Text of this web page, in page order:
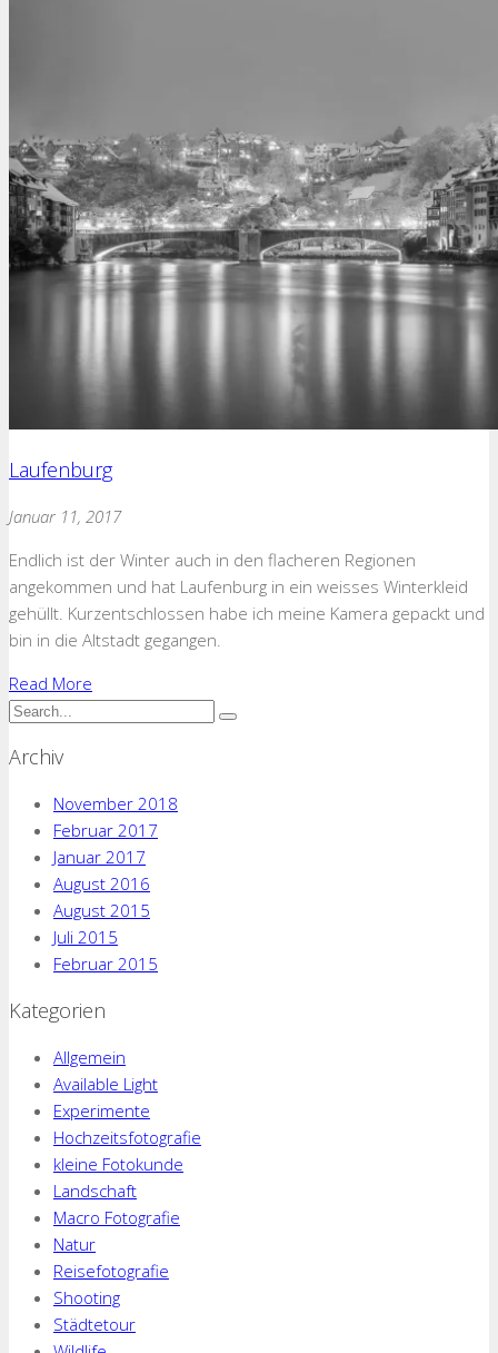
Laufenburg
Januar 11, 2017
Endlich ist der Winter auch in den flacheren Regionen
angekommen und hat Laufenburg in ein weisses Winterkleid
gehüllt. Kurzentschlossen habe ich meine Kamera gepackt und
bin in die Altstadt gegangen.
Read More
Archiv
November 2018
Februar 2017
Januar 2017
August 2016
August 2015
Juli 2015
Februar 2015
Kategorien
Allgemein
Available Light
Experimente
Hochzeitsfotografie
kleine Fotokunde
Landschaft
Macro Fotografie
Natur
Reisefotografie
Shooting
Städtetour